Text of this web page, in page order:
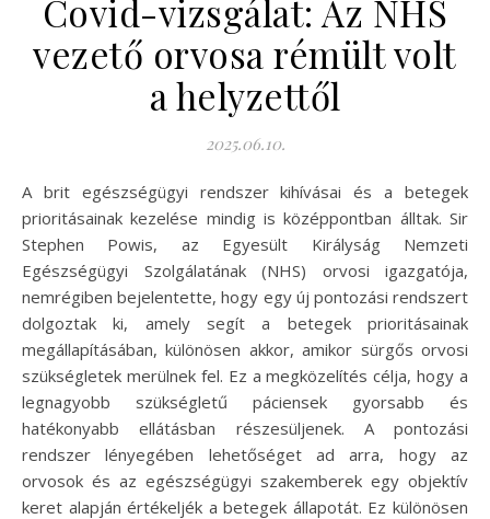
Covid-vizsgálat: Az NHS
vezető orvosa rémült volt
a helyzettől
2025.06.10.
A brit egészségügyi rendszer kihívásai és a betegek
prioritásainak kezelése mindig is középpontban álltak. Sir
Stephen Powis, az Egyesült Királyság Nemzeti
Egészségügyi Szolgálatának (NHS) orvosi igazgatója,
nemrégiben bejelentette, hogy egy új pontozási rendszert
dolgoztak ki, amely segít a betegek prioritásainak
megállapításában, különösen akkor, amikor sürgős orvosi
szükségletek merülnek fel. Ez a megközelítés célja, hogy a
legnagyobb szükségletű páciensek gyorsabb és
hatékonyabb ellátásban részesüljenek. A pontozási
rendszer lényegében lehetőséget ad arra, hogy az
orvosok és az egészségügyi szakemberek egy objektív
keret alapján értékeljék a betegek állapotát. Ez különösen